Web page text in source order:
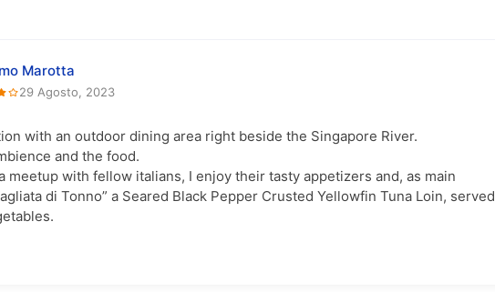
Marotta
29 Agosto, 2023
with an outdoor dining area right beside the Singapore River.
and the food.
meetup with fellow italians, I enjoy their tasty appetizers and, as main
di Tonno” a Seared Black Pepper Crusted Yellowfin Tuna Loin, served